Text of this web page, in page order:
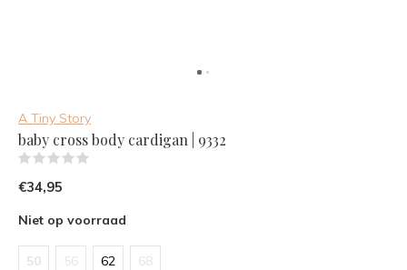
A Tiny Story
baby cross body cardigan | 9332
€34,95
Niet op voorraad
50 56 62 68